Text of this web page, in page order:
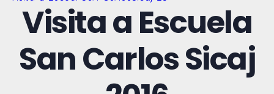
Visita a Escuela
San Carlos Sicaj